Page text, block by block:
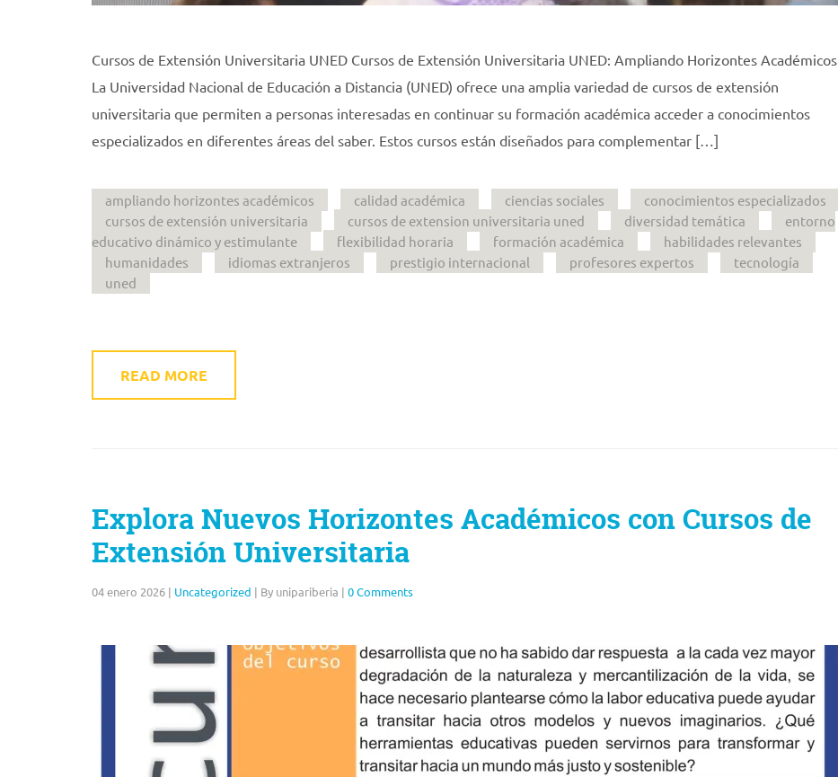
Cursos de Extensión Universitaria UNED Cursos de Extensión Universitaria UNED: Ampliando Horizontes Académicos
La Universidad Nacional de Educación a Distancia (UNED) ofrece una amplia variedad de cursos de extensión
universitaria que permiten a personas interesadas en continuar su formación académica acceder a conocimientos
especializados en diferentes áreas del saber. Estos cursos están diseñados para complementar […]
ampliando horizontes académicos calidad académica ciencias sociales
conocimientos especializados
cursos de extensión universitaria
cursos de extension universitaria uned diversidad temática
entorno
educativo dinámico y estimulante
flexibilidad horaria formación académica
habilidades relevantes
humanidades
idiomas extranjeros prestigio internacional profesores expertos
tecnología
uned
READ MORE
Explora Nuevos Horizontes Académicos con Cursos de
Extensión Universitaria
04 enero 2026 | Uncategorized | By unipariberia | 0 Comments